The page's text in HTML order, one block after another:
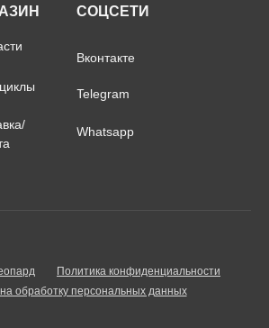
Whatsapp
Telegram
Вконтакте
СОЦСЕТИ
Политика конфиденциальности
обработку персональных данных